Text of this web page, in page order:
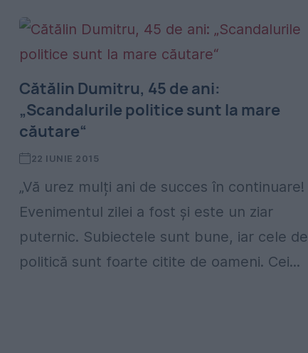
Cătălin Dumitru, 45 de ani:
„Scandalurile politice sunt la mare
căutare“
22 IUNIE 2015
„Vă urez mulți ani de succes în continuare!
Evenimentul zilei a fost și este un ziar
puternic. Subiectele sunt bune, iar cele de
politică sunt foarte citite de oameni. Cei...